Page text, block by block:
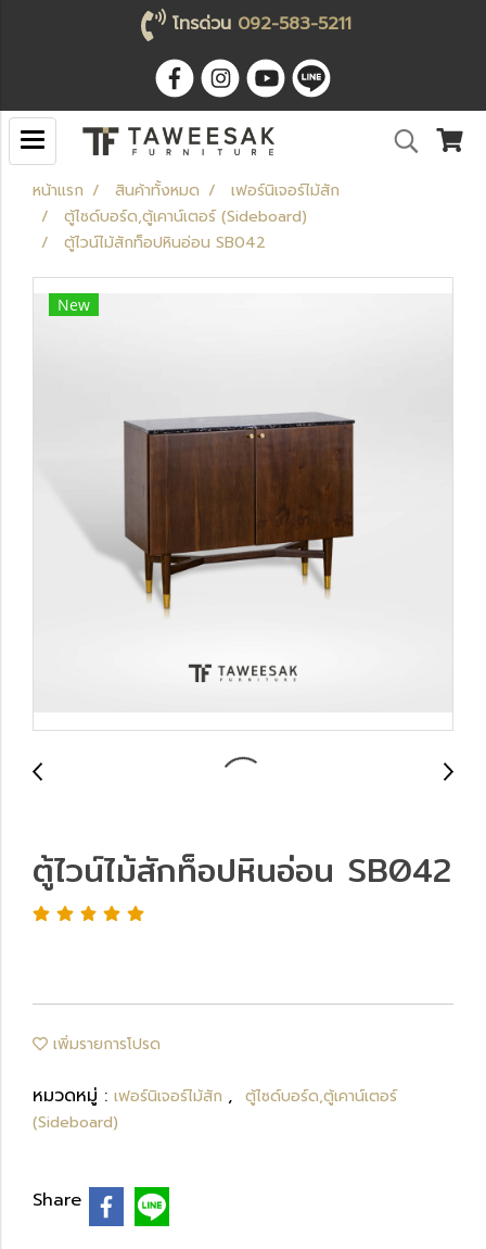
โทรด่วน 092-583-5211
หน้าแรก สินค้าทั้งหมด
เฟอร์นิเจอร์ไม้สัก
ตู้ไซด์บอร์ด,ตู้เคาน์เตอร์ (Sideboard)
ตู้ไวน์ไม้สักท็อปหินอ่อน SB042
New
ตู้ไวน์ไม้สักท็อปหินอ่อน SB042
เพิ่มรายการโปรด
หมวดหมู่ : เฟอร์นิเจอร์ไม้สัก , ตู้ไซด์บอร์ด,ตู้เคาน์เตอร์
(Sideboard)
Share